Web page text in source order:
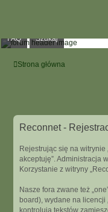
FAQ Szukaj
Strona główna
Reconnet -
Rejestrując się na witrynie
akceptuję”. Administracja
Korzystanie z witryny
Nasze fora zwane też
board), wydane na licencji
kontrolują tekstów